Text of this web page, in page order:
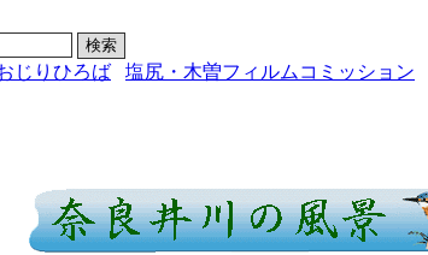
じりひろば
塩尻・木曽フィルムコミッション